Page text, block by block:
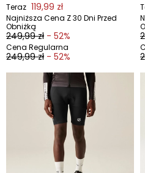
Teraz 119,99 zł
Najniższa Cena Z 30 Dni Przed
Obniżką
249,99 zł - 52%
Cena Regularna
249,99 zł - 52%